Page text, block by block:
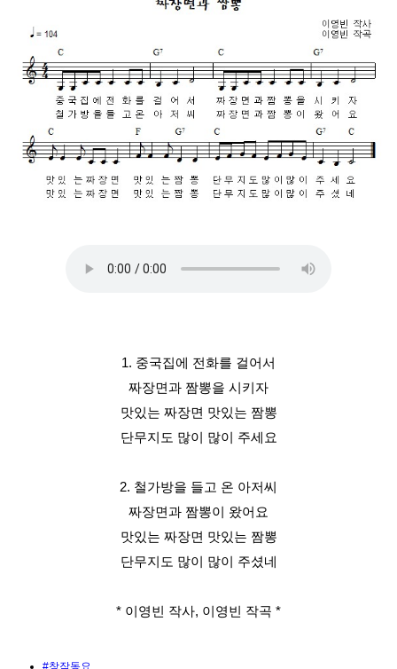
1. 중국집에 전화를 걸어서
짜장면과 짬뽕을 시키자
맛있는 짜장면 맛있는 짬뽕
단무지도 많이 많이 주세요
2. 철가방을 들고 온 아저씨
짜장면과 짬뽕이 왔어요
맛있는 짜장면 맛있는 짬뽕
단무지도 많이 많이 주셨네
* 이영빈 작사, 이영빈 작곡 *
#창작동요